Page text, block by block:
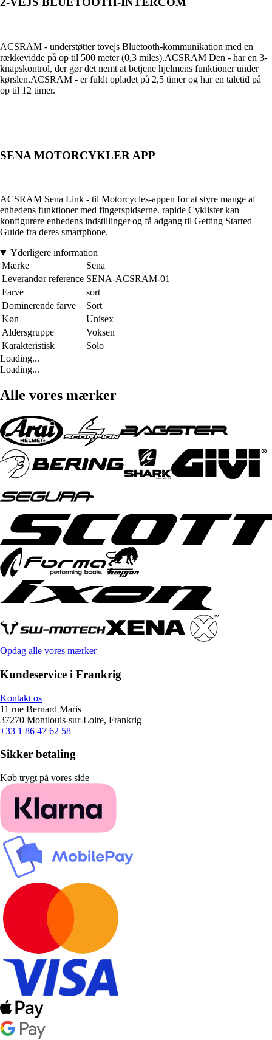
ACSRAM - understøtter tovejs Bluetooth-kommunikation med en
rækkevidde på op til 500 meter (0,3 miles).ACSRAM Den - har en 3-
knapskontrol, der gør det nemt at betjene hjelmens funktioner under
kørslen.ACSRAM - er fuldt opladet på 2,5 timer og har en taletid på
op til 12 timer.
SENA MOTORCYKLER APP
ACSRAM Sena Link - til Motorcycles-appen for at styre mange af
enhedens funktioner med fingerspidserne. rapide Cyklister kan
konfigurere enhedens indstillinger og få adgang til Getting Started
Guide fra deres smartphone.
Yderligere information
Mærke
Sena
Leverandør reference SENA-ACSRAM-01
Farve
sort
Dominerende farve
Sort
Køn
Unisex
Aldersgruppe
Voksen
Karakteristisk
Solo
Loading...
Loading...
Alle vores mærker
Opdag alle vores mærker
Kundeservice i Frankrig
Kontakt os
11 rue Bernard Maris
37270 Montlouis-sur-Loire, Frankrig
+33 1 86 47 62 58
Sikker betaling
Køb trygt på vores side